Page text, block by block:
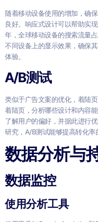
随着移动设备使用的增加，确
良好。响应式设计可以帮助实
年，全球移动设备的搜索流量
不同设备上的显示效果，确保
体验。
A/B测试
类似于广告文案的优化，着陆
着陆页，分析哪些设计和内容
了解用户的偏好，并据此进行
研究，A/B测试能够提高转化率
数据分析与
数据监控
使用分析工具